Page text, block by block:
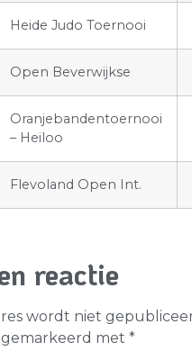
Heide Judo Toernooi
Open Beverwijkse
Oranjebandentoernooi
– Heiloo
Flevoland Open Int.
reactie
wordt niet
met *